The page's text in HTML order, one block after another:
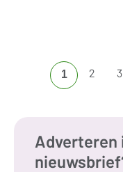
Huidige
pagina
1
Ga
2
Ga
3
Adverteren